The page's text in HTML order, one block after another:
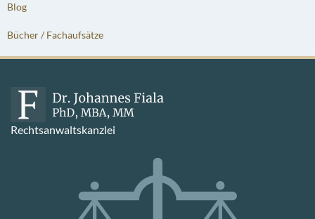
Blog
Bücher / Fachaufsätze
Rechtsanwaltskanzlei